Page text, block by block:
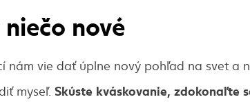
nové
nám vie dať úplne nový pohľad na svet a
myseľ. Skúste kváskovanie, zdokonaľte